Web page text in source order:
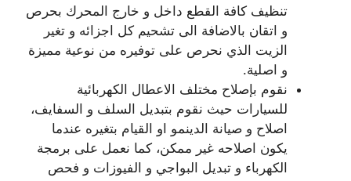
تنظيف كافة القطع داخل و خارج المحرك بحرص
و اتقان بالاضافة الى تشحيم كل اجزائه و تغير
الزيت الذي نحرص على توفيره من نوعية مميزة
و اصلية.
نقوم بإصلاح مختلف الاعطال الكهربائية
للسيارات حيث نقوم بتبديل السلف و السفايف،
اصلاح و صيانة الدينمو او القيام بتغيره عندما
يكون اصلاحه غير ممكن، كما نعمل على برمجة
الكهرباء و تبديل البواجي و الفيوزات و فحص